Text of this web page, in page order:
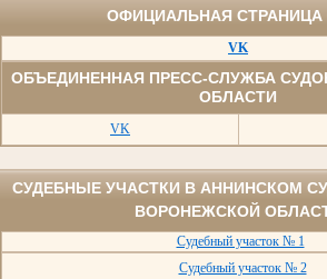
ОФИЦИАЛЬНАЯ СТРАНИЦА
VK
ОБЪЕДИНЕННАЯ ПРЕСС-СЛУЖБА
ОБЛАСТИ
VK
СУДЕБНЫЕ УЧАСТКИ В АННИНСКОМ
ВОРОНЕЖСКОЙ
Судебный участок № 1
Судебный участок № 2